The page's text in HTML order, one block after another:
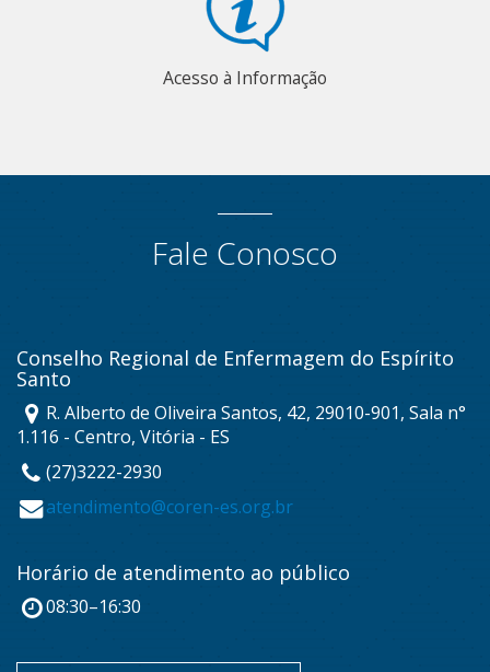
Acesso à Informação
Fale Conosco
Conselho Regional de Enfermagem do Espírito
Santo
R. Alberto de Oliveira Santos, 42, 29010-901, Sala n°
1.116 - Centro, Vitória - ES
(27)3222-2930
atendimento@coren-es.org.br
Horário de atendimento ao público
08:30–16:30